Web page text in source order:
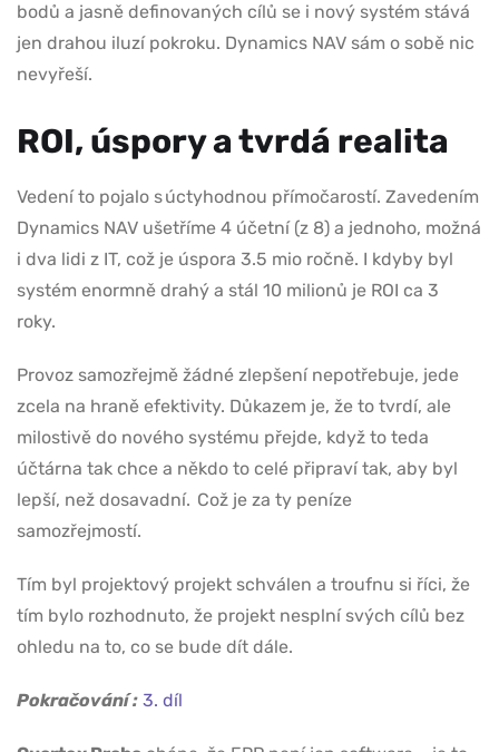
bodů a jasně definovaných cílů se i nový systém stává
jen drahou iluzí pokroku. Dynamics NAV sám o sobě nic
nevyřeší.
ROI, úspory a tvrdá realita
Vedení to pojalo s úctyhodnou přímočarostí. Zavedením
Dynamics NAV ušetříme 4 účetní (z 8) a jednoho, možná
i dva lidi z IT, což je úspora 3.5 mio ročně. I kdyby byl
systém enormně drahý a stál 10 milionů je ROI ca 3
roky.
Provoz samozřejmě žádné zlepšení nepotřebuje, jede
zcela na hraně efektivity. Důkazem je, že to tvrdí, ale
milostivě do nového systému přejde, když to teda
účtárna tak chce a někdo to celé připraví tak, aby byl
lepší, než dosavadní. Což je za ty peníze
samozřejmostí.
Tím byl projektový projekt schválen a troufnu si říci, že
tím bylo rozhodnuto, že projekt nesplní svých cílů bez
ohledu na to, co se bude dít dále.
Pokračování : 3. díl